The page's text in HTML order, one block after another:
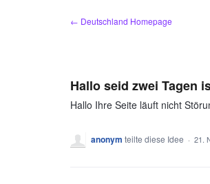
← Deutschland Homepage
Hallo seid zwei Tagen
Hallo Ihre Seite läuft nicht
anonym teilte diese Idee · 21.